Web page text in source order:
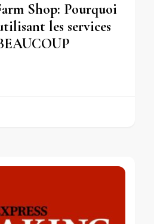
Shop: Pourquoi
les services